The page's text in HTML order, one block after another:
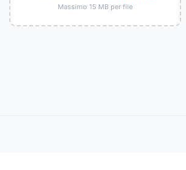
Massimo 15 MB per file